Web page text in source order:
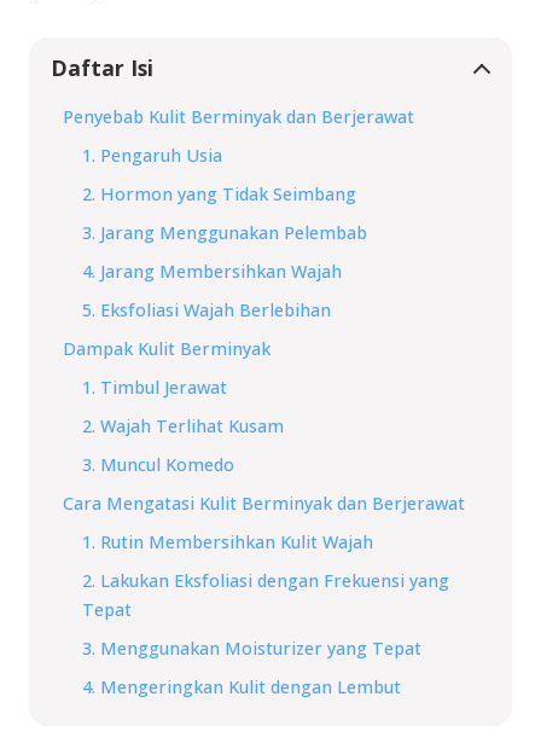
Daftar Isi
Penyebab Kulit Berminyak dan Berjerawat
1. Pengaruh Usia
2. Hormon yang Tidak Seimbang
3. Jarang Menggunakan Pelembab
4. Jarang Membersihkan Wajah
5. Eksfoliasi Wajah Berlebihan
Dampak Kulit Berminyak
1. Timbul Jerawat
2. Wajah Terlihat Kusam
3. Muncul Komedo
Cara Mengatasi Kulit Berminyak dan Berjerawat
1. Rutin Membersihkan Kulit Wajah
2. Lakukan Eksfoliasi dengan Frekuensi yang
Tepat
3. Menggunakan Moisturizer yang Tepat
4. Mengeringkan Kulit dengan Lembut